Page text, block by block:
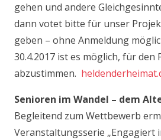
gehen und andere
dann votet bitte für unser
geben – ohne Anmeldung
30.4.2017 ist es möglich, für den
abzustimmen.
Senioren im Wandel – dem
Begleitend zum Wettbewerb
Veranstaltungsserie „Engagiert